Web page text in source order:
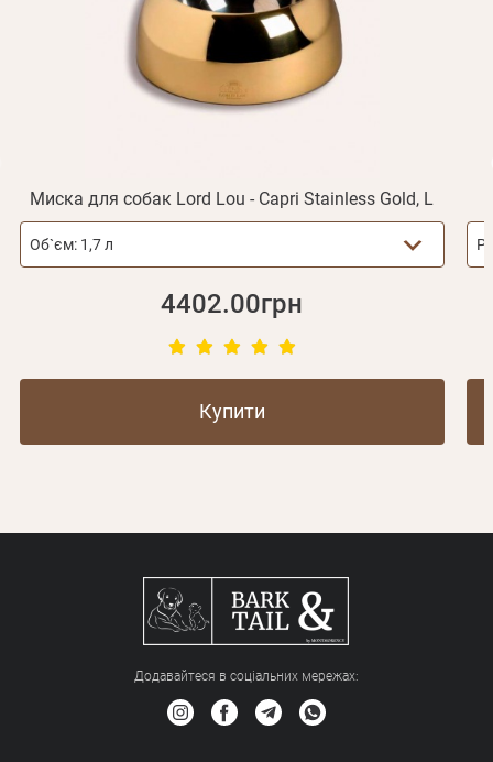
Миска для собак Lord Lou - Capri Stainless Gold, L
Об`єм: 1,7 л
4402.00грн
Купити
Додавайтеся в соціальних мережах:
Відправити
Реєстрація
або з допомогою
Згадали пароль?
Не прийшов лист?Повторити відправку